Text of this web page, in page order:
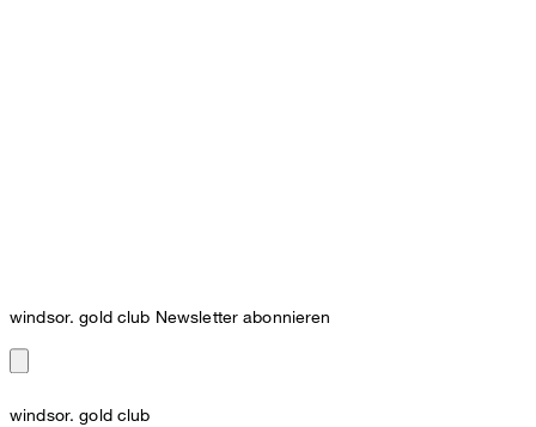
windsor. gold club Newsletter abonnieren
windsor. gold club